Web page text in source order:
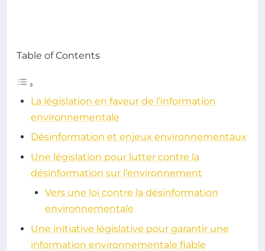
Table of Contents
La législation en faveur de l’information
environnementale
Désinformation et enjeux environnementaux
Une législation pour lutter contre la
désinformation sur l’environnement
Vers une loi contre la désinformation
environnementale
Une initiative législative pour garantir une
information environnementale fiable